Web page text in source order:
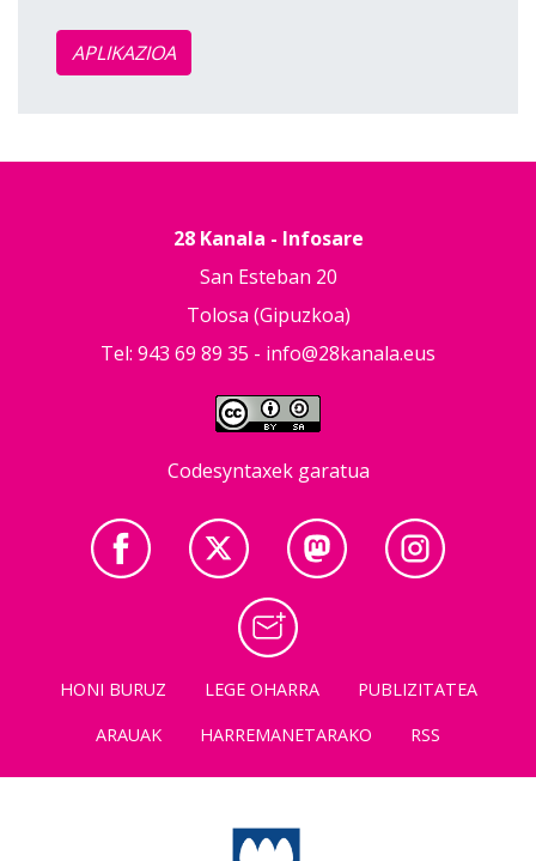
APLIKAZIOA
28 Kanala - Infosare
San Esteban 20
Tolosa (Gipuzkoa)
Tel: 943 69 89 35 - info@28kanala.eus
Codesyntaxek garatua
HONI BURUZ LEGE OHARRA
PUBLIZITATEA
ARAUAK
HARREMANETARAKO RSS